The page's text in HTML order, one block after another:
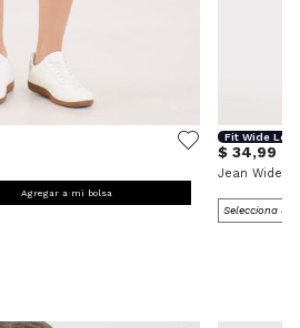
Agregar a mi bolsa
Fit Wide Leg
$ 34,99
Jean Wide